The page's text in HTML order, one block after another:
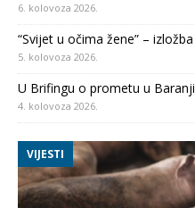
6. kolovoza 2026.
“Svijet u očima žene” – izložba
5. kolovoza 2026.
U Brifingu o prometu u Baranji
4. kolovoza 2026.
VIJESTI